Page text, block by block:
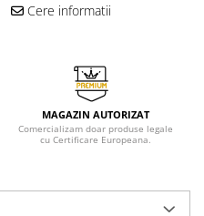
Cere informatii
MAGAZIN AUTORIZAT
Comercializam doar produse legale
cu Certificare Europeana.